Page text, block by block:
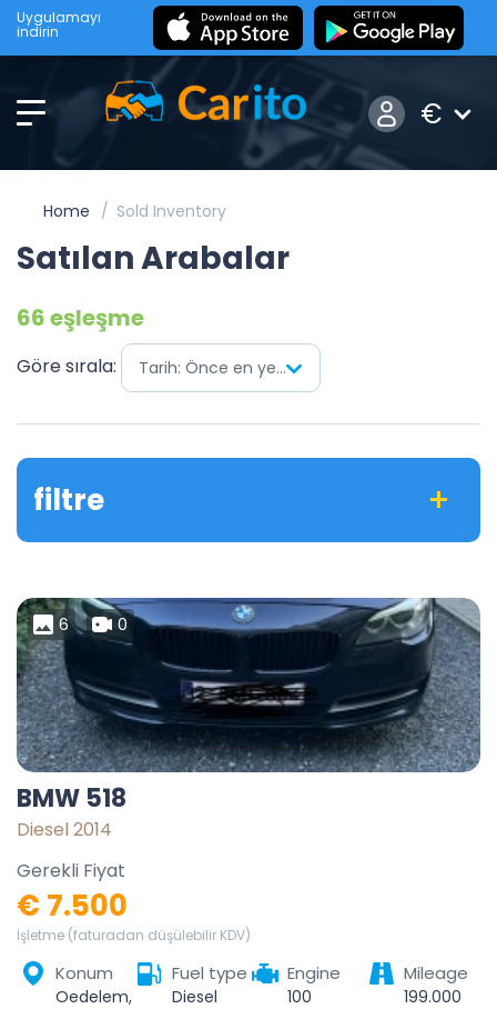
Uygulamayı
indirin
€
Home Sold Inventory
Satılan Arabalar
66 eşleşme
Göre sırala: Tarih: Önce en yenisi
filtre
6 0
BMW 518
Diesel 2014
Gerekli Fiyat
€ 7.500
İşletme (faturadan düşülebilir KDV)
Konum Fuel type
Diesel
Engine
100
Mileage
199.000